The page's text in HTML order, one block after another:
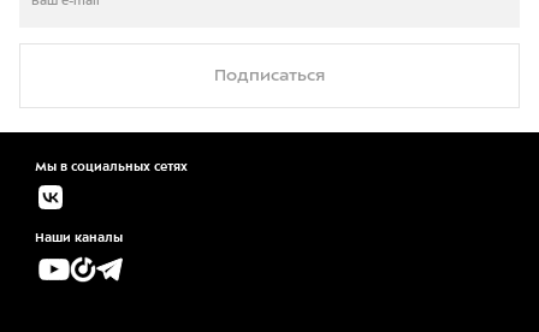
Подписаться
Мы в социальных сетях
Наши каналы